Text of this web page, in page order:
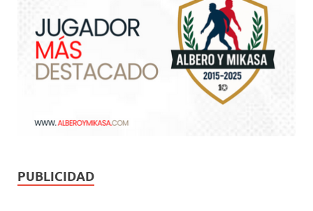
PUBLICIDAD